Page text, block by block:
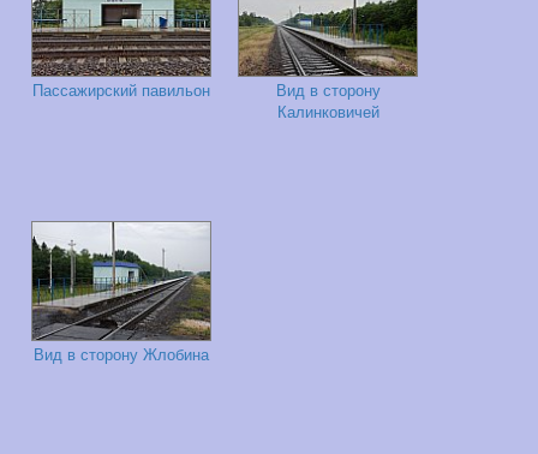
Пассажирский павильон
Вид в сторону
Калинковичей
Вид в сторону Жлобина